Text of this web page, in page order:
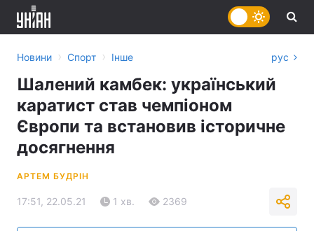
Новини › Спорт › Інше рус
Шалений камбек: український
каратист став чемпіоном
Європи та встановив історичне
досягнення
АРТЕМ БУДРІН
17:51, 22.05.21 1 хв. 2369